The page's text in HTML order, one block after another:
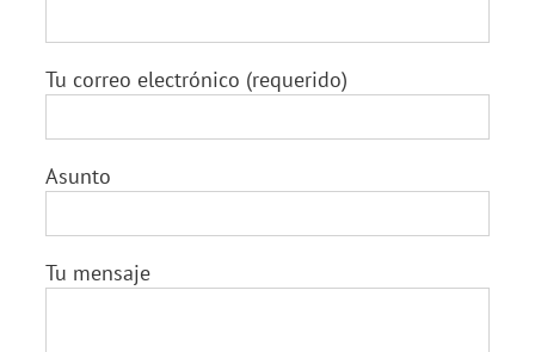
Tu correo electrónico (requerido)
Asunto
Tu mensaje